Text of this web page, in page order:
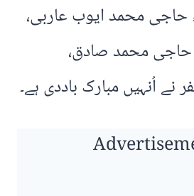
حاجی محمد ایوب عاربی،
حاجی محمد صادق،
اُنہیں مبارک باددی ہے۔